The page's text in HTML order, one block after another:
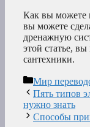
Как вы можете
вы можете
дренажную
этой статье,
сантехники.
Рубрики
Мир
Пять типов
нужно знать
Способы